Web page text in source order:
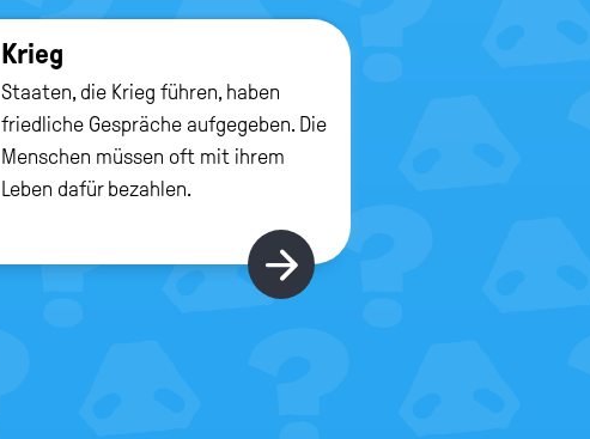
Krieg
Staaten, die Krieg führen, haben
friedliche Gespräche aufgegeben. Die
Menschen müssen oft mit ihrem
Leben dafür bezahlen.
Hier gibt's mehr